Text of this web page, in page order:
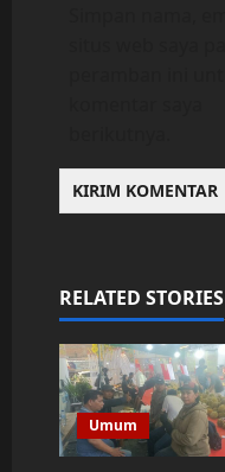
RELATED STORIES
Umum